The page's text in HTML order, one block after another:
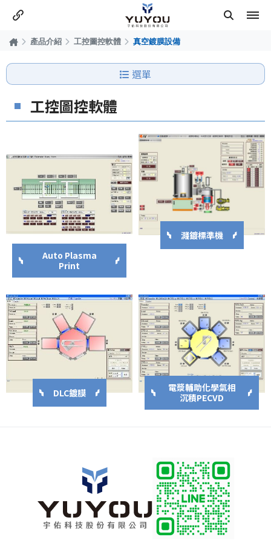
產品介紹 工控圖控軟體 真空鍍膜設備
選單
工控圖控軟體
Auto Plasma
Print
濺鍍標準機
DLC鍍膜
電漿輔助化學氣相
沉積PECVD